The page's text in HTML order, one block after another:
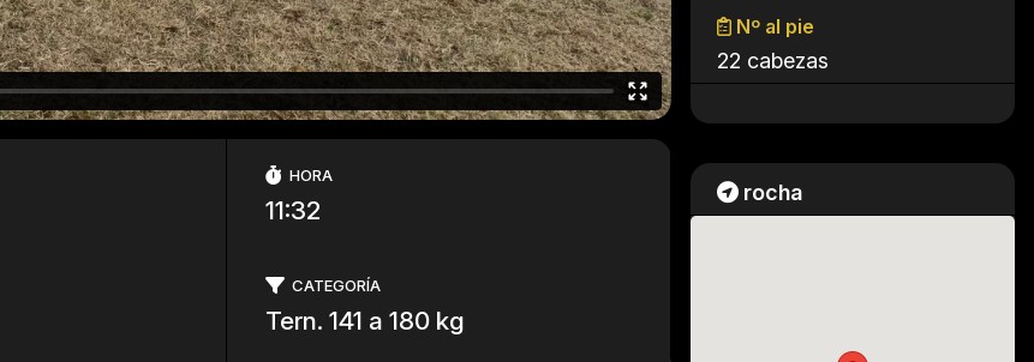
Nº al pie
22 cabezas
rocha
HORA
11:32
CATEGORÍA
Tern. 141 a 180 kg